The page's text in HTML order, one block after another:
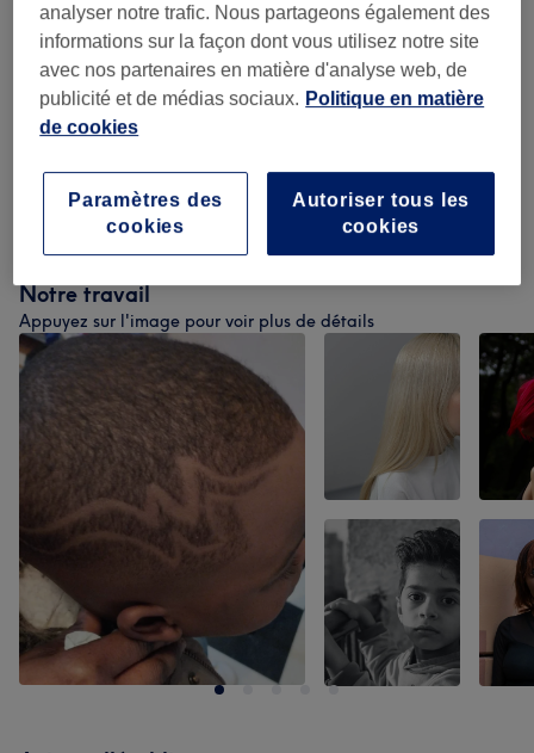
Femme - Coupe De Cheveux Et
Coiffure (5 )
à partir de 20 €
Homme - Coupe De Cheveux Et
Enfant - Coupe De Cheveux Et Coiffure (3) 15 €
Notre travail
Appuyez sur l'image pour voir plus de détails
analyser notre trafic. Nous partageons également des
informations sur la façon dont vous utilisez notre site
avec nos partenaires en matière d'analyse web, de
publicité et de médias sociaux. Politique en matière
de cookies
Autoriser tous les
cookies
Paramètres des
cookies